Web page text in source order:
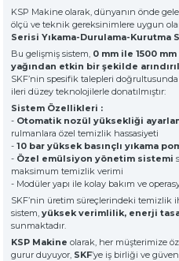
» Standart Endüstriyel
» Özel Tasarım
» Solventli Endüstriyel
» Endüstriyel Kumlama
» Diğer Makine ve
Tüm hakkı saklıdır. Sitemizde kullanılan
The quality is our
Sine qua non
TOOL DIVISIONKSP MACHINE
» Hakkımızda
» Yüksek Kalite
» Hassas Temizlik
» Çözüm Ortağı
» Değerlerimiz
» Kurumsal
» Çözümler
» Sektörler
» Medya Merkezi
» Referanslar
KSP Makine olarak, dünyanın önde
ölçü ve teknik gereksinimlere uygun
Serisi Yıkama-Durulama-Kurutma
Bu gelişmiş sistem, 0 mm ile 1500
yağından etkin bir şekilde
SKF’nin spesifik talepleri
ileri düzey teknolojilerle donatılmıştır:
Sistem Özellikleri :
- Otomatik nozül yüksekliği
rulmanlara özel temizlik hassasiyeti
-10 bar yüksek basınçlı yıkama
- Özel emülsiyon yönetim sistemi
maksimum temizlik verimi
- Modüler yapı ile kolay bakım ve
SKF’nin üretim süreçlerindeki temizlik
sistem,yüksek verimlilik, enerji
sunmaktadır.
KSP Makine olarak, her müşterimize
gurur duyuyor, SKF’ye iş birliği ve